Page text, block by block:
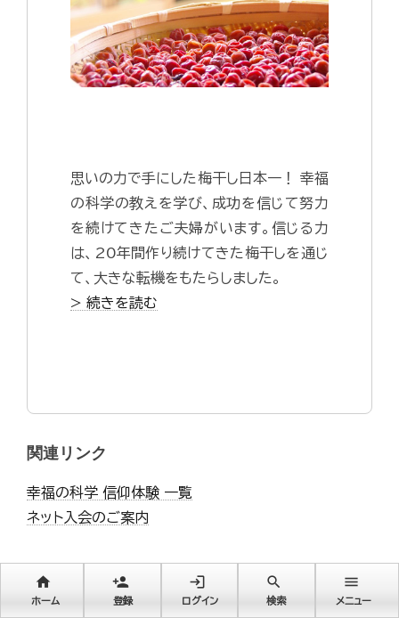
思いの力で手にした梅干し日本一！ 幸福
の科学の教えを学び、成功を信じて努力
を続けてきたご夫婦がいます。信じる力
は、20年間作り続けてきた梅干しを通じ
て、大きな転機をもたらしました。
> 続きを読む
関連リンク
幸福の科学 信仰体験 一覧
ネット入会のご案内
home
ホーム
person_add
登録
login
ログイン
search
検索
menu
メニュー